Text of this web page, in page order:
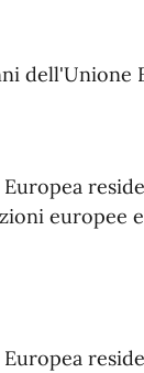
dell'Unione
europee